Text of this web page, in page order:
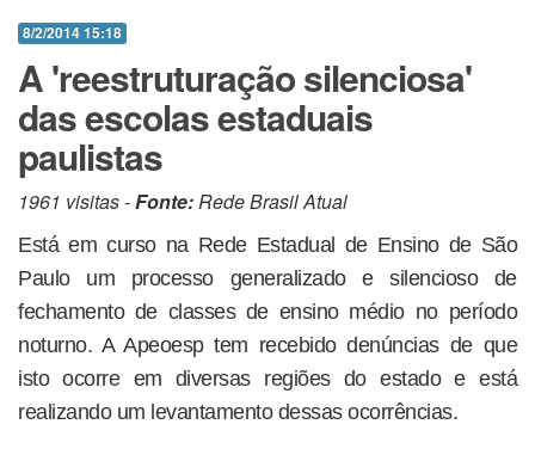
8/2/2014 15:18
A 'reestruturação silenciosa'
das escolas estaduais
paulistas
1961 visitas -Fonte:Rede Brasil Atual
Está em curso na Rede Estadual de Ensino de São
Paulo um processo generalizado e silencioso de
fechamento de classes de ensino médio no período
noturno. A Apeoesp tem recebido denúncias de que
isto ocorre em diversas regiões do estado e está
realizando um levantamento dessas ocorrências.